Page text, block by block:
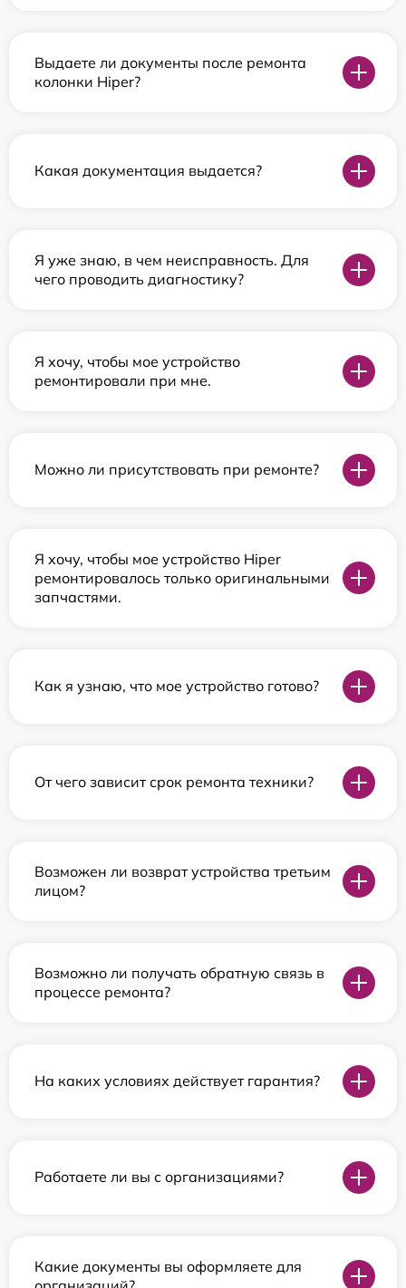
Выдаете ли документы после ремонта
колонки Hiper?
Какая документация выдается?
Я уже знаю, в чем неисправность. Для
чего проводить диагностику?
Я хочу, чтобы мое устройство
ремонтировали при мне.
Можно ли присутствовать при ремонте?
Я хочу, чтобы мое устройство Hiper
ремонтировалось только оригинальными
запчастями.
Как я узнаю, что мое устройство готово?
От чего зависит срок ремонта техники?
Возможен ли возврат устройства третьим
лицом?
Возможно ли получать обратную связь в
процессе ремонта?
На каких условиях действует гарантия?
Работаете ли вы с организациями?
Какие документы вы оформляете для